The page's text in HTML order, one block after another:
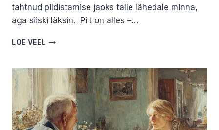
tahtnud pildistamise jaoks talle lähedale minna,
aga siiski läksin. Pilt on alles –…
LOE VEEL JOHANNA*
LOOD